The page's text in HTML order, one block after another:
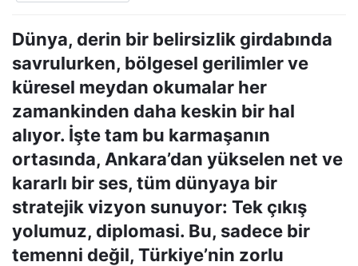
Dünya, derin bir belirsizlik girdabında
savrulurken, bölgesel gerilimler ve
küresel meydan okumalar her
zamankinden daha keskin bir hal
alıyor. İşte tam bu karmaşanın
ortasında, Ankara’dan yükselen net ve
kararlı bir ses, tüm dünyaya bir
stratejik vizyon sunuyor: Tek çıkış
yolumuz, diplomasi. Bu, sadece bir
temenni değil, Türkiye’nin zorlu